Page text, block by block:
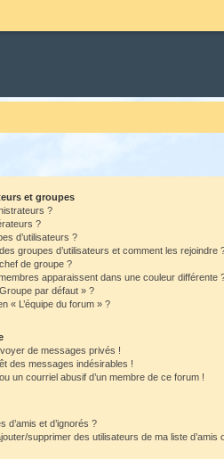
et groupes
?
?
d’utilisateurs ?
groupes d’utilisateurs et comment les rejoindre
de groupe ?
apparaissent dans une couleur différente
par défaut » ?
« L’équipe du forum » ?
de messages privés !
des messages indésirables !
un courriel abusif d’un membre de ce forum !
d’amis et d’ignorés ?
supprimer des utilisateurs de ma liste d’amis